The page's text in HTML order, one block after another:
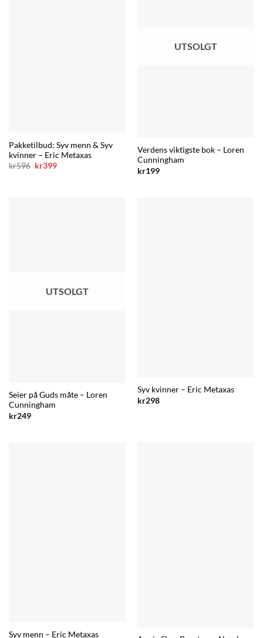
Pakketilbud: Syv menn & Syv
kvinner – Eric Metaxas
kr596 Opprinnelig
kr399Nåværende
UTSOLGT
Verdens viktigste bok – Loren
Cunningham
kr199
UTSOLGT
Seier på Guds måte – Loren
Cunningham
kr249
Syv kvinner – Eric Metaxas
kr298
Syv menn – Eric Metaxas